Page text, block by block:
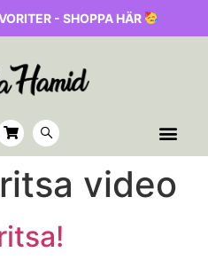
- SHOPPA HÄR
video